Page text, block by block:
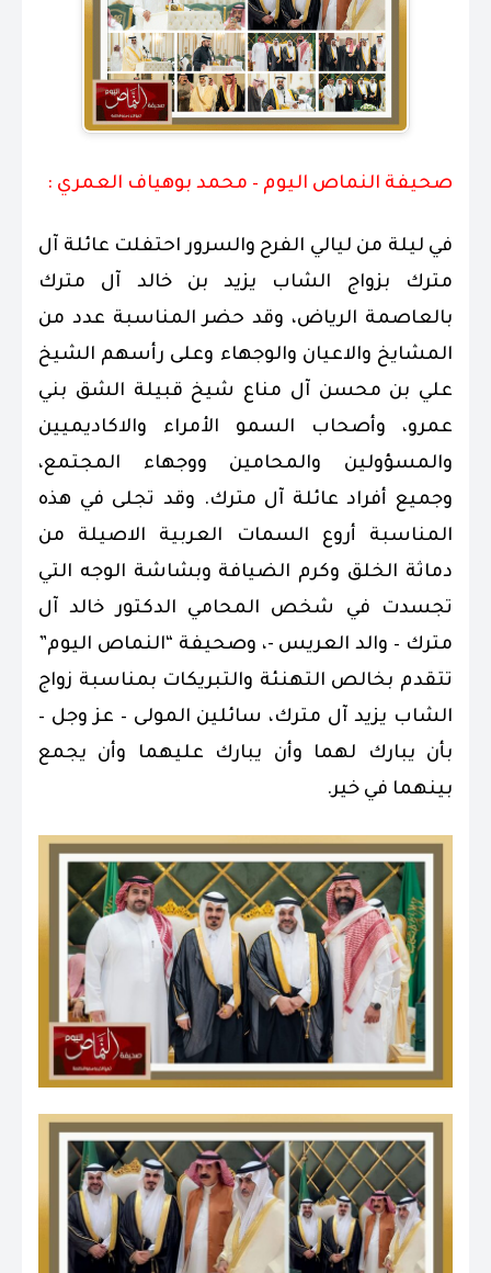
صحيفة النماص اليوم – محمد بوهياف العمري :
في ليلة من ليالي الفرح والسرور احتفلت عائلة آل
مترك بزواج الشاب يزيد بن خالد آل مترك
بالعاصمة الرياض، وقد حضر المناسبة عدد من
المشايخ والاعيان والوجهاء وعلى رأسهم الشيخ
علي بن محسن آل مناع شيخ قبيلة الشق بني
عمرو، وأصحاب السمو الأمراء والاكاديميين
والمسؤولين والمحامين ووجهاء المجتمع،
وجميع أفراد عائلة آل مترك. وقد تجلى في هذه
المناسبة أروع السمات العربية الاصيلة من
دماثة الخلق وكرم الضيافة وبشاشة الوجه التي
تجسدت في شخص المحامي الدكتور خالد آل
مترك – والد العريس -، وصحيفة “النماص اليوم”
تتقدم بخالص التهنئة والتبريكات بمناسبة زواج
الشاب يزيد آل مترك، سائلين المولى – عز وجل –
بأن يبارك لهما وأن يبارك عليهما وأن يجمع
بينهما في خير.